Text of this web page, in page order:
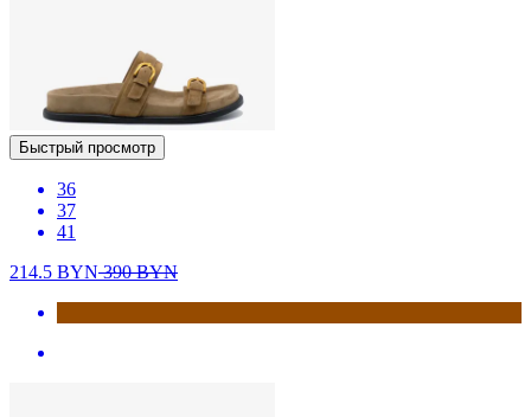
Быстрый просмотр
36
37
41
214.5 BYN390BYN